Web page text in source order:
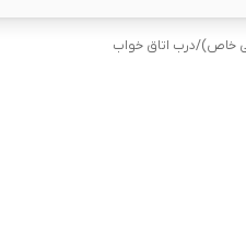
خاص)/درب اتاق خواب